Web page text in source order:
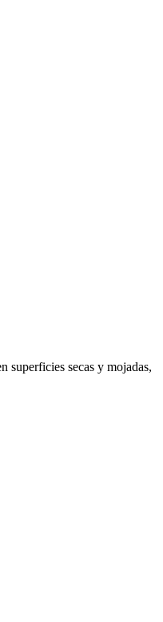
superficies secas y mojadas,